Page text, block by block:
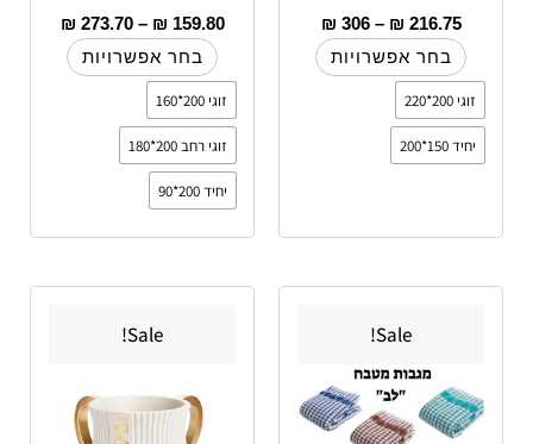
₪ 216.75
–
₪ 306
בחר אפשרויות
זוגי 200*220
יחיד 150*200
₪ 159.80
–
₪ 273.70
בחר אפשרויות
זוגי 200*160
זוגי רחב 200*180
יחיד 200*90
Sale!
מספר
סוגים.
Sale!